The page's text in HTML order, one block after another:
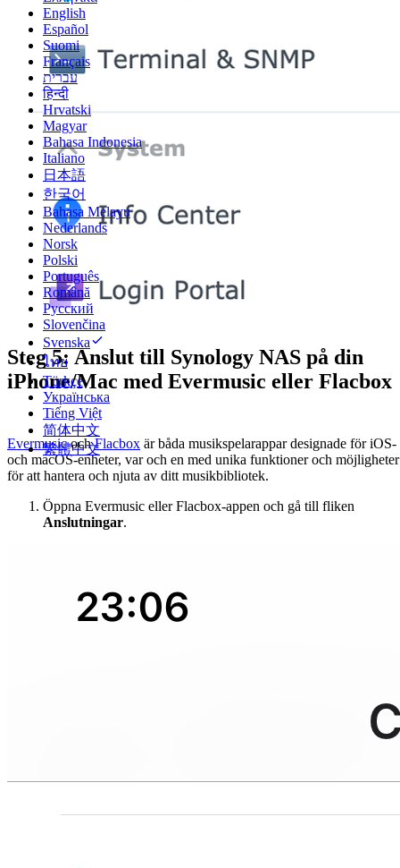
English
Español
Suomi
Français
עברית
हिन्दी
Hrvatski
Magyar
Bahasa Indonesia
Italiano
日本語
한국어
Bahasa Melayu
Nederlands
Norsk
Polski
Português
Română
Русский
Slovenčina
Svenska
ไทย
Türkçe
Українська
Tiếng Việt
简体中文
繁體中文
Steg 5: Anslut till Synology NAS på din
iPhone/Mac med Evermusic eller Flacbox
EvermusicochFlacbox är båda musikspelarappar designade för iOS-
och macOS-enheter, var och en med unika funktioner och möjligheter
för att hantera och njuta av ditt musikbibliotek.
Öppna Evermusic eller Flacbox-appen och gå till fliken
Anslutningar.